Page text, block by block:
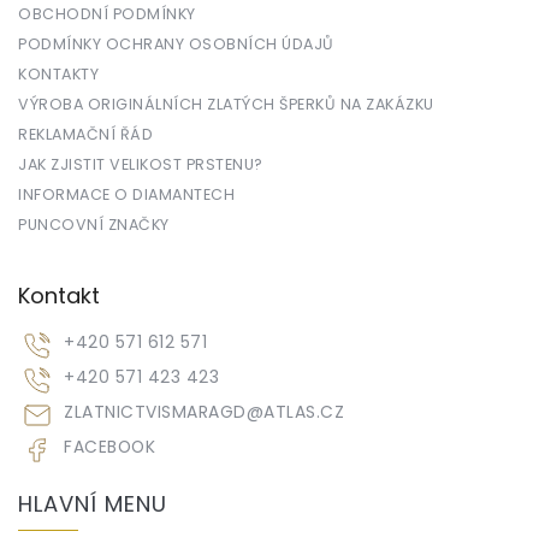
OBCHODNÍ PODMÍNKY
PODMÍNKY OCHRANY OSOBNÍCH ÚDAJŮ
KONTAKTY
VÝROBA ORIGINÁLNÍCH ZLATÝCH ŠPERKŮ NA ZAKÁZKU
REKLAMAČNÍ ŘÁD
JAK ZJISTIT VELIKOST PRSTENU?
INFORMACE O DIAMANTECH
PUNCOVNÍ ZNAČKY
Kontakt
ZLATNICTVISMARAGD@ATLAS.CZ
+420 571 612 571
+420 571 423 423
FACEBOOK
HLAVNÍ MENU